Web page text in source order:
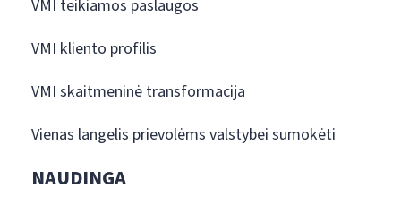
VMI teikiamos paslaugos
VMI kliento profilis
VMI skaitmeninė transformacija
Vienas langelis prievolėms valstybei sumokėti
NAUDINGA